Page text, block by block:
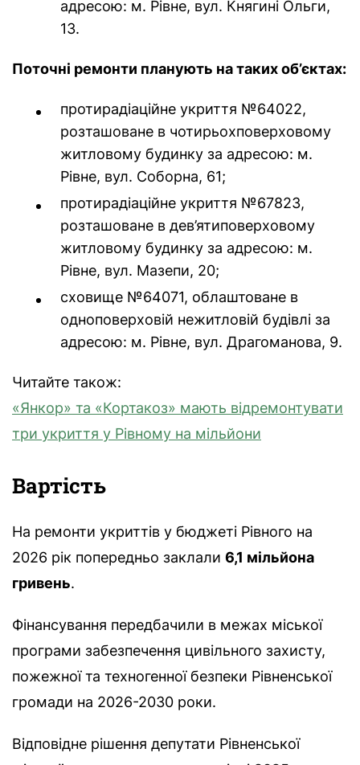
адресою: м. Рівне, вул. Княгині Ольги,
13.
Поточні ремонти планують на таких об’єктах:
протирадіаційне укриття №64022,
розташоване в чотирьохповерховому
житловому будинку за адресою: м.
Рівне, вул. Соборна, 61;
протирадіаційне укриття №67823,
розташоване в дев’ятиповерховому
житловому будинку за адресою: м.
Рівне, вул. Мазепи, 20;
сховище №64071, облаштоване в
одноповерховій нежитловій будівлі за
адресою: м. Рівне, вул. Драгоманова, 9.
Читайте також:
«Янкор» та «Кортакоз» мають відремонтувати
три укриття у Рівному на мільйони
Вартість
На ремонти укриттів у бюджеті Рівного на
2026 рік попередньо заклали 6,1 мільйона
гривень.
Фінансування передбачили в межах міської
програми забезпечення цивільного захисту,
пожежної та техногенної безпеки Рівненської
громади на 2026-2030 роки.
Відповідне рішення депутати Рівненської